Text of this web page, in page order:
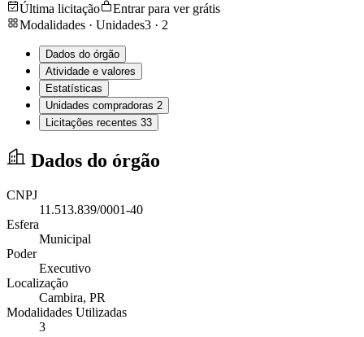
Última licitação
Entrar para ver grátis
Modalidades · Unidades3 · 2
Dados do órgão
Atividade e valores
Estatísticas
Unidades compradoras 2
Licitações recentes 33
Dados do órgão
CNPJ
11.513.839/0001-40
Esfera
Municipal
Poder
Executivo
Localização
Cambira, PR
Modalidades Utilizadas
3